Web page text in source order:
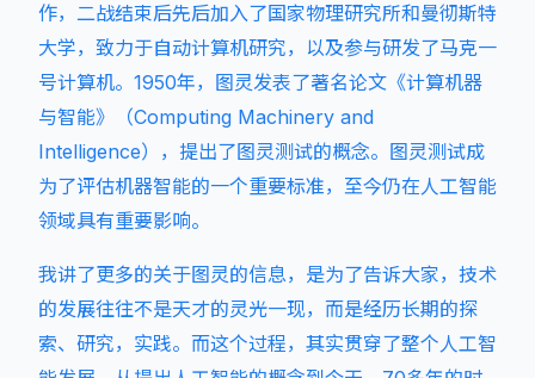
作，二战结束后先后加入了国家物理研究所和曼彻斯特
大学，致力于自动计算机研究，以及参与研发了马克一
号计算机。1950年，图灵发表了著名论文《计算机器
与智能》（Computing Machinery and
Intelligence），提出了图灵测试的概念。图灵测试成
为了评估机器智能的一个重要标准，至今仍在人工智能
领域具有重要影响。
我讲了更多的关于图灵的信息，是为了告诉大家，技术
的发展往往不是天才的灵光一现，而是经历长期的探
索、研究，实践。而这个过程，其实贯穿了整个人工智